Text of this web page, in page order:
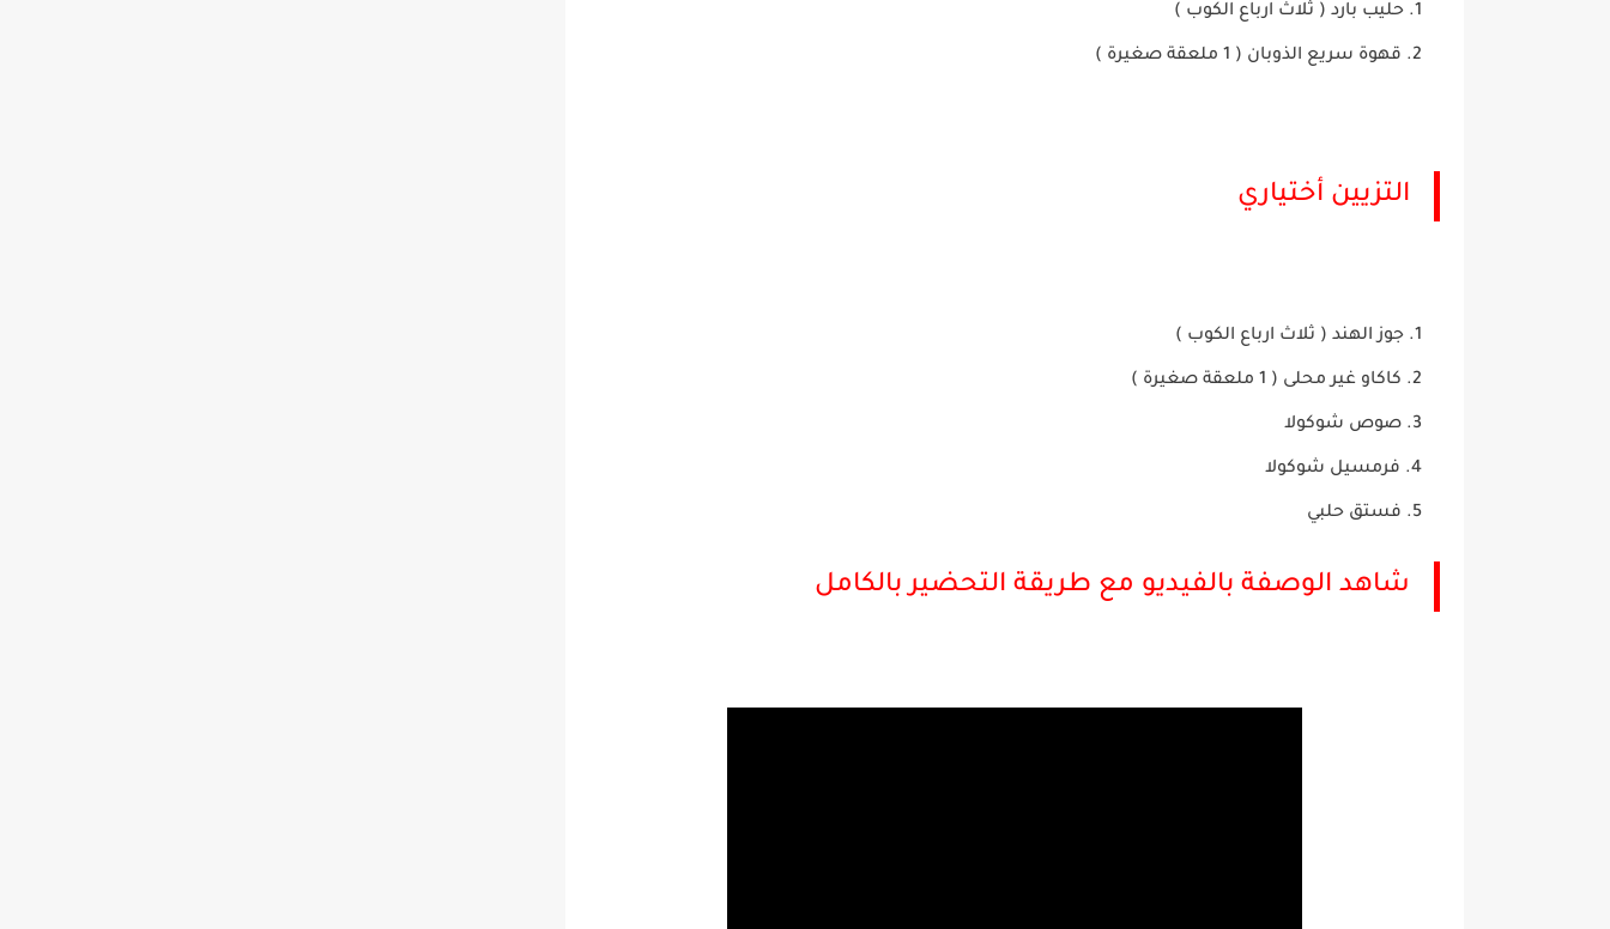
حليب بارد ( ثلاث ارباع الكوب )
قهوة سريع الذوبان ( 1 ملعقة صغيرة )
التزيين أختياري
جوز الهند ( ثلاث ارباع الكوب )
كاكاو غير محلى ( 1 ملعقة صغيرة )
صوص شوكولا
فرمسيل شوكولا
فستق حلبي
شاهد الوصفة بالفيديو مع طريقة التحضير بالكامل